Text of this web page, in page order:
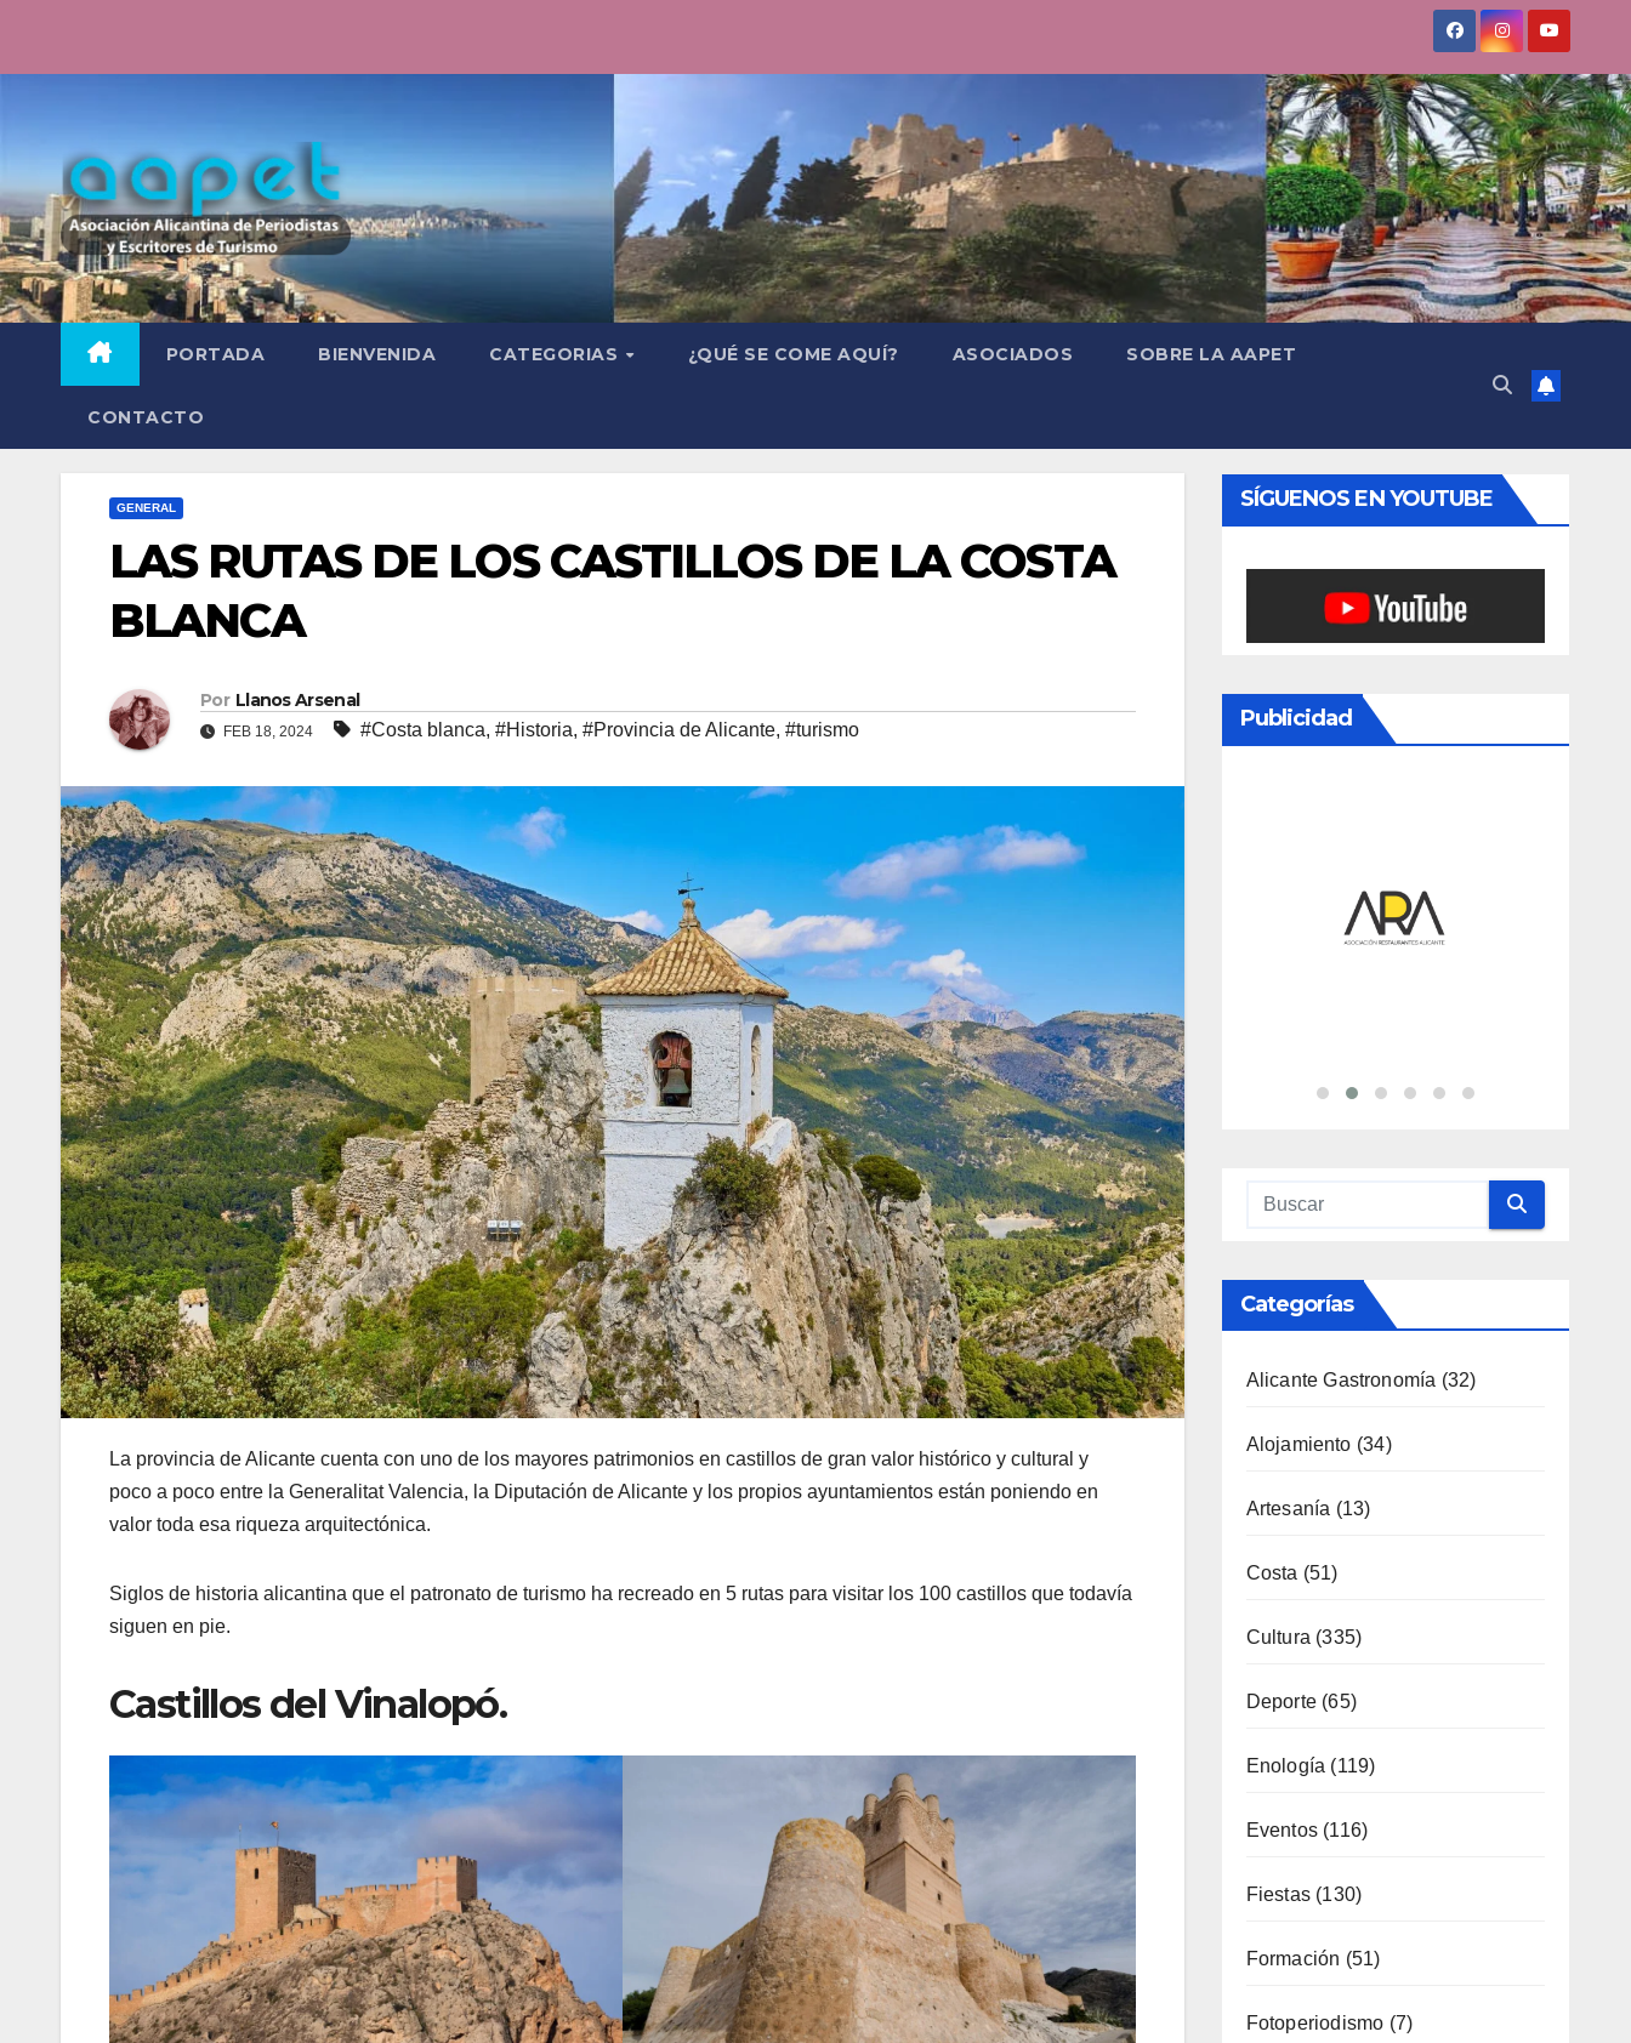
PORTADA BIENVENIDA CATEGORIAS ¿QUÉ SE COME AQUÍ? ASOCIADOS SOBRE LA AAPET
CONTACTO
GENERAL
LAS RUTAS DE LOS CASTILLOS DE LA COSTA
BLANCA
Por Llanos Arsenal
FEB 18, 2024 #Costa blanca, #Historia, #Provincia de Alicante, #turismo
La provincia de Alicante cuenta con uno de los mayores patrimonios en castillos de gran valor histórico y cultural y
poco a poco entre la Generalitat Valencia, la Diputación de Alicante y los propios ayuntamientos están poniendo en
valor toda esa riqueza arquitectónica.
Siglos de historia alicantina que el patronato de turismo ha recreado en 5 rutas para visitar los 100 castillos que todavía
siguen en pie.
Castillos del Vinalopó.
SÍGUENOS EN YOUTUBE
Publicidad
Categorías
Alicante Gastronomía (32)
Alojamiento (34)
Artesanía (13)
Costa (51)
Cultura (335)
Deporte(65)
Enología (119)
Eventos(116)
Fiestas(130)
Formación (51)
Fotoperiodismo (7)